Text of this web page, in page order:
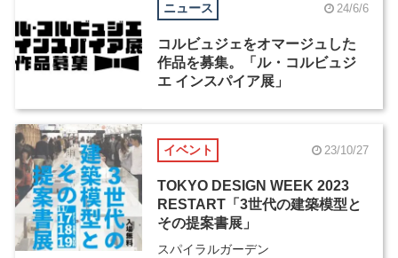
ニュース 24/6/6
コルビュジェをオマージュした
作品を募集。「ル・コルビュジ
エ インスパイア展」
イベント 23/10/27
TOKYO DESIGN WEEK 2023
RESTART「3世代の建築模型と
その提案書展」
スパイラルガーデン